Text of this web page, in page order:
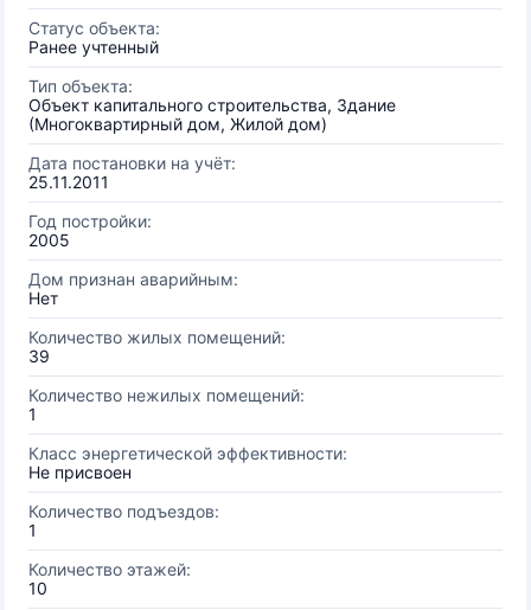
Статус объекта:
Ранее учтенный
Тип объекта:
Объект капитального строительства, Здание
(Многоквартирный дом, Жилой дом)
Дата постановки на учёт:
25.11.2011
Год постройки:
2005
Дом признан аварийным:
Нет
Количество жилых помещений:
39
Количество нежилых помещений:
1
Класс энергетической эффективности:
Не присвоен
Количество подъездов:
1
Количество этажей:
10